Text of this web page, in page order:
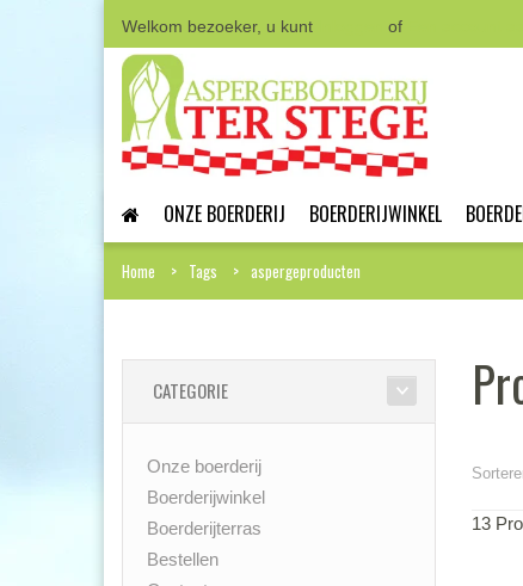
Welkom bezoeker, u kunt of
ONZE BOERDERIJ BOERDERIJWINKEL
Home Tags aspergeproducten
CATEGORIE
Onze boerderij
Boerderijwinkel
Boerderijterras
Bestellen
13